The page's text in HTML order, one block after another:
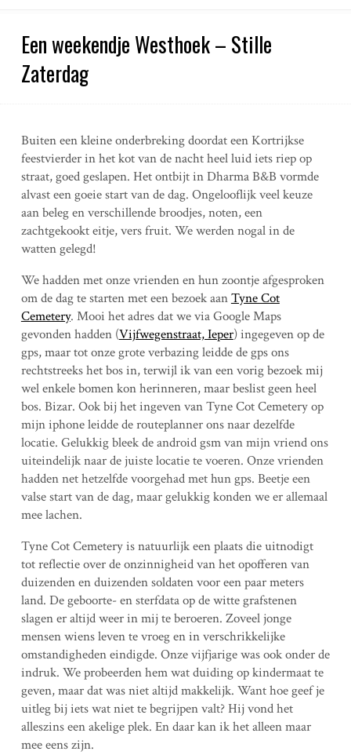
Een weekendje Westhoek – Stille
Zaterdag
Buiten een kleine onderbreking doordat een Kortrijkse
feestvierder in het kot van de nacht heel luid iets riep op
straat, goed geslapen. Het ontbijt in Dharma B&B vormde
alvast een goeie start van de dag. Ongelooflijk veel keuze
aan beleg en verschillende broodjes, noten, een
zachtgekookt eitje, vers fruit. We werden nogal in de
watten gelegd!
We hadden met onze vrienden en hun zoontje afgesproken
om de dag te starten met een bezoek aanTyne Cot
Cemetery. Mooi het adres dat we via Google Maps
gevonden hadden (Vijfwegenstraat, Ieper) ingegeven op de
gps, maar tot onze grote verbazing leidde de gps ons
rechtstreeks het bos in, terwijl ik van een vorig bezoek mij
wel enkele bomen kon herinneren, maar beslist geen heel
bos. Bizar. Ook bij het ingeven van Tyne Cot Cemetery op
mijn iphone leidde de routeplanner ons naar dezelfde
locatie. Gelukkig bleek de android gsm van mijn vriend ons
uiteindelijk naar de juiste locatie te voeren. Onze vrienden
hadden net hetzelfde voorgehad met hun gps. Beetje een
valse start van de dag, maar gelukkig konden we er allemaal
mee lachen.
Tyne Cot Cemetery is natuurlijk een plaats die uitnodigt
tot reflectie over de onzinnigheid van het opofferen van
duizenden en duizenden soldaten voor een paar meters
land. De geboorte- en sterfdata op de witte grafstenen
slagen er altijd weer in mij te beroeren. Zoveel jonge
mensen wiens leven te vroeg en in verschrikkelijke
omstandigheden eindigde. Onze vijfjarige was ook onder de
indruk. We probeerden hem wat duiding op kindermaat te
geven, maar dat was niet altijd makkelijk. Want hoe geef je
uitleg bij iets wat niet te begrijpen valt? Hij vond het
alleszins een akelige plek. En daar kan ik het alleen maar
mee eens zijn.